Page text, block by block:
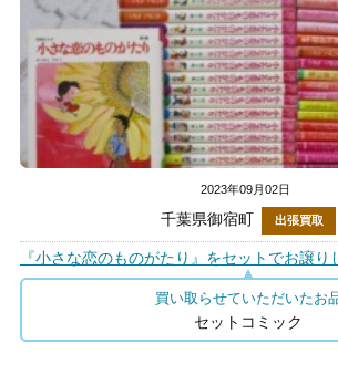
2023年09月02日
千葉県御宿町 出張買取
『小さな恋のものがたり』をセットでお譲り
買い取らせていただいたお
セットコミック